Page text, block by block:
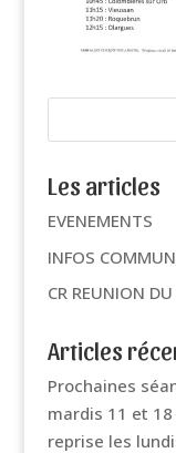
Les articles
EVENEMENTS
INFOS
CR REUNION
Articles
Prochaines
mardis 11 et
reprise les